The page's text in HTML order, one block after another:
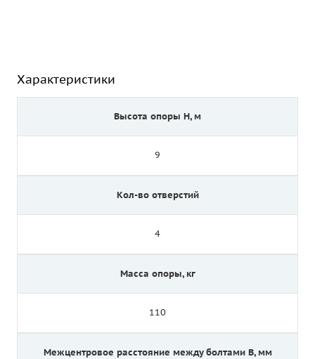
Характеристики
Высота опоры Н, м
9
Кол-во отверстий
4
Масса опоры, кг
110
Межцентровое расстояние между болтами B, мм